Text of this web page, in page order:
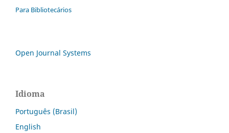
Para Bibliotecários
Open Journal Systems
Idioma
Português (Brasil)
English